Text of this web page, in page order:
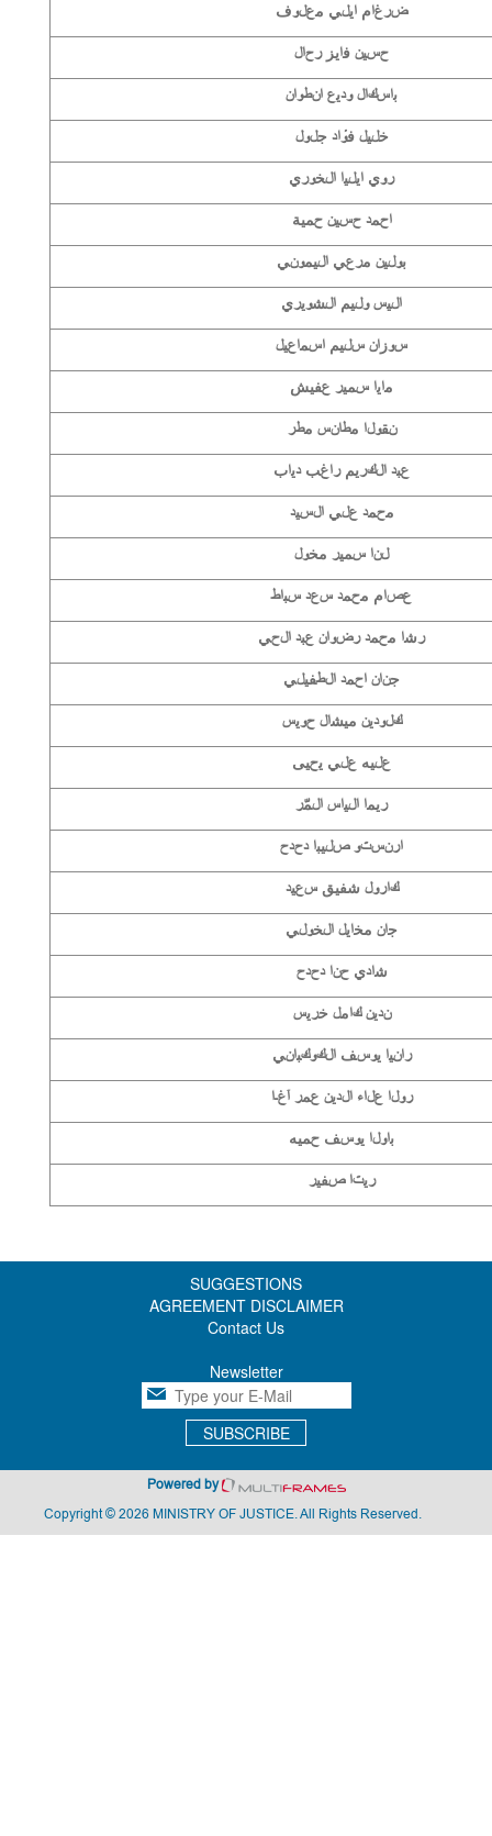
ضرغام ايلي معلوف
حسين فايز رحال
باسكال وديع انطوان
خليل فؤاد جلول
روي ايليا الخوري
احمد حسين حمية
بولين مرعي اليموني
اليس وليم الشويري
سوزان سليم اسماعيل
مايا سمير عفيش
نقولا مطانس مطر
عبد الكريم راغب دياب
محمد علي السيد
لنا سمير مخول
عصام محمد سعد سباط
رشا محمد رضوان عبد الحي
جنان احمد الطفيلي
كلودين ميشال حويس
عليه علي يحيى
ريما الياس المّر
ارنستو صليبا دحدح
كارول شفيق سعيد
جان مخايل الخولي
شادي حنا دحدح
ندين كامل خريس
رانيا يوسف الكوكباني
رولا علاء الدين عمر آغـا
باولا يوسف حميه
ريتا صفير
SUGGESTIONS
AGREEMENT DISCLAIMER
Contact Us
Newsletter
SUBSCRIBE
Powered by
Copyright © 2026 MINISTRY OF JUSTICE. All Rights Reserved.